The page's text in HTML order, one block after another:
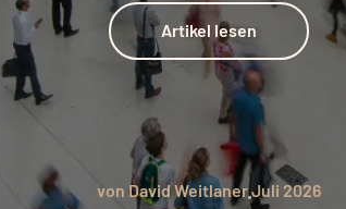
Artikel lesen
Artikel lesen
von David WeitlanerJuli 2026